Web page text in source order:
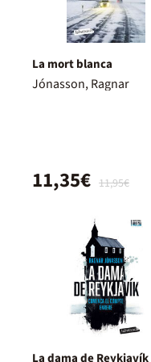
La mort blanca
Jónasson, Ragnar
11,95€
11,35€
La dama de Reykjavík